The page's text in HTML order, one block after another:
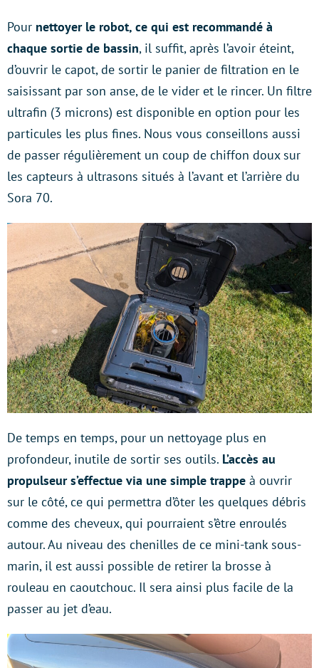
Pour nettoyer le robot, ce qui est recommandé à
chaque sortie de bassin, il suffit, après l’avoir éteint,
d’ouvrir le capot, de sortir le panier de filtration en le
saisissant par son anse, de le vider et le rincer. Un filtre
ultrafin (3 microns) est disponible en option pour les
particules les plus fines. Nous vous conseillons aussi
de passer régulièrement un coup de chiffon doux sur
les capteurs à ultrasons situés à l’avant et l’arrière du
Sora 70.
De temps en temps, pour un nettoyage plus en
profondeur, inutile de sortir ses outils. L’accès au
propulseur s’effectue via une simple trappe à ouvrir
sur le côté, ce qui permettra d’ôter les quelques débris
comme des cheveux, qui pourraient s’être enroulés
autour. Au niveau des chenilles de ce mini-tank sous-
marin, il est aussi possible de retirer la brosse à
rouleau en caoutchouc. Il sera ainsi plus facile de la
passer au jet d’eau.